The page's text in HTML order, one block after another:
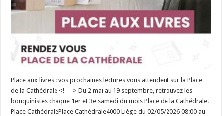
Place aux livres : vos prochaines lectures vous attendent sur la Place
de la Cathédrale <!– –> Du 2 mai au 19 septembre, retrouvez les
bouquinistes chaque 1er et 3e samedi du mois Place de la Cathédrale.
Place CathédralePlace Cathédrale4000 Liège du 02/05/2026 08:00 au